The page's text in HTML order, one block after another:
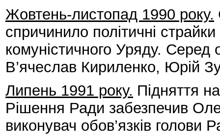
Жовтень-листопад 1990 року.
спричинило політичні
комуністичного Уряду. Серед
В’ячеслав Кириленко, Юрій
Липень 1991 року. Підняття
Рішення Ради забезпечив
виконувач обов’язків голови